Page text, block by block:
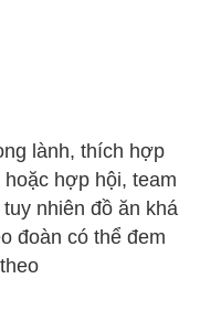
lành, thích hợp
hợp hội, team
nhiên đồ ăn khá
đoàn có thể đem